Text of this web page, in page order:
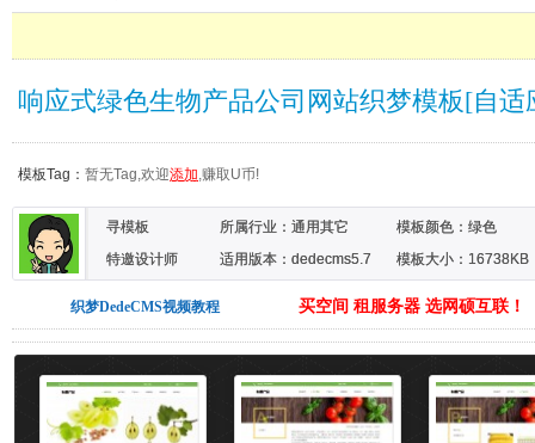
响应式绿色生物产品公司网站织梦模板[自适
模板Tag： 暂无Tag,欢迎添加,赚取U币!
寻模板
特邀设计师
所属行业： 通用其它 模板颜色： 绿色
适用版本：dedecms5.7
模板大小：16738KB
织梦DedeCMS视频教程 买空间 租服务器 选网硕互联！